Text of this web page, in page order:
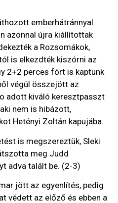
emberhátránnyal
azonnal újra kiállítottak
a Rozsomákok,
is elkezdték kiszórni az
2+2 perces fórt is kaptunk
végül összejött az
adott kiváló keresztpasszt
nem is hibázott,
Hetényi Zoltán kapujába.
is megszereztük, Sleki
meg Judd
adva talált be. (2-3)
jött az egyenlítés, pedig
védett az előző és ebben a